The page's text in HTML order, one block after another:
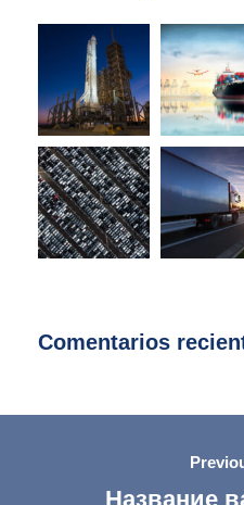
Comentarios
Название